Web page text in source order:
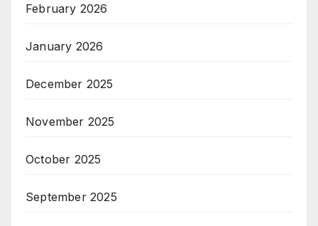
February 2026
January 2026
December 2025
November 2025
October 2025
September 2025